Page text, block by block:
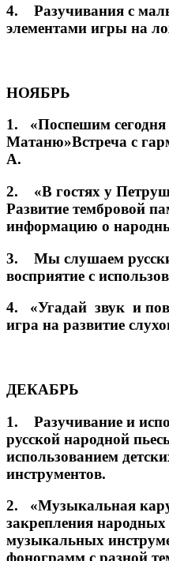
4. Разучивания с
элементами игры на
НОЯБРЬ
1. «Поспешим сегодня
Матаню»Встреча с
А.
2. «В гостях у
Развитие тембровой
информацию о
3. Мы слушаем
восприятие с
4. «Угадай звук и
игра на развитие
ДЕКАБРЬ
1. Разучивание и
русской народной
использованием
инструментов.
2. «Музыкальная
закрепления
музыкальных